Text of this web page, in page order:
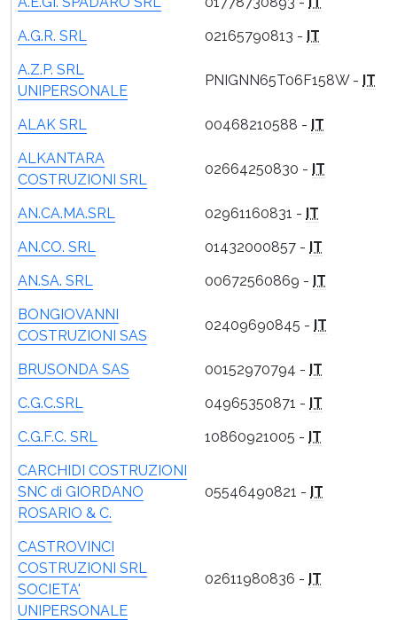
A.G.R. SRL
02165790813 - IT
A.Z.P. SRL
UNIPERSONALE
PNIGNN65T06F158W - IT
ALAK SRL 00468210588 - IT
ALKANTARA
COSTRUZIONI SRL
02664250830 - IT
AN.CA.MA.SRL 02961160831 - IT
AN.CO. SRL
01432000857 - IT
AN.SA. SRL
00672560869 - IT
BONGIOVANNI
COSTRUZIONI SAS
02409690845 - IT
BRUSONDA SAS 00152970794 - IT
C.G.C.SRL
04965350871 - IT
C.G.F.C. SRL
10860921005 - IT
CARCHIDI COSTRUZIONI
SNC di GIORDANO
ROSARIO & C.
05546490821 - IT
CASTROVINCI
COSTRUZIONI SRL
SOCIETA'
UNIPERSONALE
02611980836 - IT